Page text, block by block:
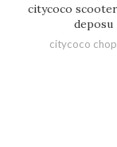
citycoco
deposu
citycoco